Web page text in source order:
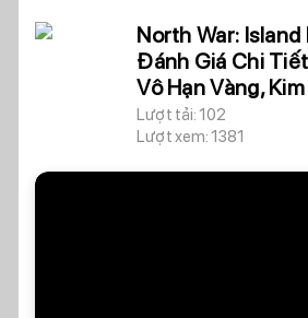
North War:
Đánh Giá Chi
Vô Hạn Vàng,
Lượt tải: 102
Lượt xem: 1381